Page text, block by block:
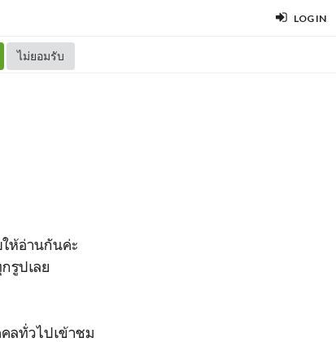
LOG IN
ไม่ยอมรับ
ห้อ่านกันค่ะ
รูปเลย
ลทั่วไปเข้าชม